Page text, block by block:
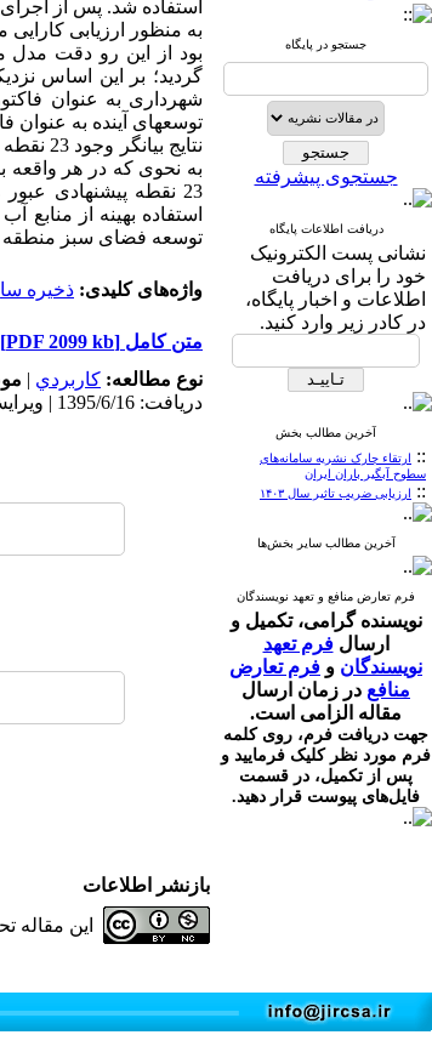
جستجو در پایگاه
جستجوی پیشرفته
دریافت اطلاعات پایگاه
نشانی پست الکترونیک
خود را برای دریافت
اطلاعات و اخبار پایگاه،
در کادر زیر وارد کنید.
آخرین مطالب بخش
:: ارتقاء چارک نشریه سامانه‌های
سطوح آبگیر باران ایران
:: ارزیابی ضریب تاثیر سال ۱۴۰۳
آخرین مطالب سایر بخش‌ها
فرم تعارض منافع و تعهد نویسندگان
نویسنده گرامی، تکمیل و
ارسالفرم تعهد
نویسندگان و فرم تعارض
منافع در زمان ارسال
مقاله الزامی است.
جهت دریافت فرم، روی کلمه
فرم مورد نظر کلیک فرمایید و
پس از تکمیل، در قسمت
فایل‌های پیوست قرار دهید.
بود از این ­رو دقت مدل
گردید؛ بر این اساس
شهرداری به عنوان
توسعه­ای آینده به عنوان
23 نقطه پیشنهادی
استفاده بهینه از
توسعه فضای سبز
واژه‌های کلیدی: ذخیره
متن کامل [PDF 2099 kb]
نوع مطالعه: كاربردي |
دریافت: 1395/6/16 | ویرایش نهایی: 1398/7/1 | پذیرش: 1396/6/4 | انتشار الکترونیک: 1397/2/27
بازنشر اطلاعات
این مقاله